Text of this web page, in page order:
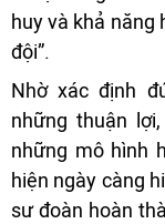
huy và khả năng
đội”.
Nhờ xác định
những thuận
những mô hình
hiện ngày càng
sư đoàn hoàn